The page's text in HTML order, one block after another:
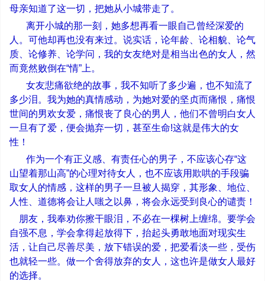
母亲知道了这一切，把她从小城带走了。
离开小城的那一刻，她多想再看一眼自己曾经深爱的
人。可他却再也没有来过。说实话，论年龄、论相貌、论气
质、论修养、论学问，我的女友绝对是相当出色的女人，然
而竟然败倒在“情” 上。
女友悲痛欲绝的故事，我不知听了多少遍，也不知流了
多少泪。我为她的真情感动，为她对爱的坚贞而痛恨，痛恨
世间的男欢女爱，痛恨丧了良心的男人，他们不曾明白女人
一旦有了爱，便会抛弃一切，甚至生命!这就是伟大的女
性！
作为一个有正义感、有责任心的男子，不应该心存“这
山望着那山高”的心理对待女人，也不应该用欺哄的手段骗
取女人的情感，这样的男子一旦被人揭穿，其形象、地位、
人性、道德将会让人嗤之以鼻，将会永远受到良心的谴责！
朋友，我奉劝你擦干眼泪，不必在一棵树上缠绵。要学会
自强不息，学会拿得起放得下，抬起头勇敢地面对现实生
活，让自己尽善尽美，放下错误的爱，把爱看淡一些，受伤
也就轻一些。做一个舍得放弃的女人，这也许是做女人最好
的选择。